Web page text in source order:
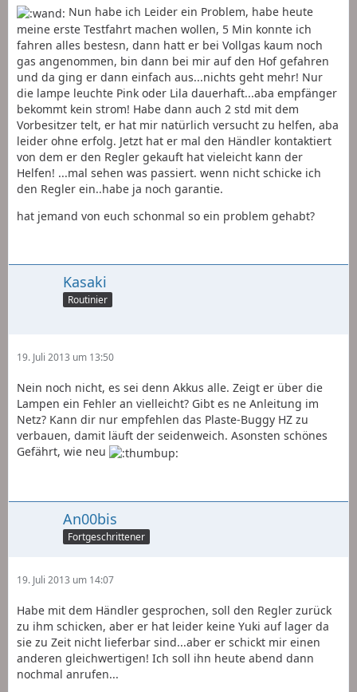
Nun habe ich Leider ein Problem, habe heute
meine erste Testfahrt machen wollen, 5 Min konnte ich
fahren alles bestesn, dann hatt er bei Vollgas kaum noch
gas angenommen, bin dann bei mir auf den Hof gefahren
und da ging er dann einfach aus...nichts geht mehr! Nur
die lampe leuchte Pink oder Lila dauerhaft...aba empfänger
bekommt kein strom! Habe dann auch 2 std mit dem
Vorbesitzer telt, er hat mir natürlich versucht zu helfen, aba
leider ohne erfolg. Jetzt hat er mal den Händler kontaktiert
von dem er den Regler gekauft hat vieleicht kann der
Helfen! ...mal sehen was passiert. wenn nicht schicke ich
den Regler ein..habe ja noch garantie.
hat jemand von euch schonmal so ein problem gehabt?
Kasaki
Routinier
19. Juli 2013 um 13:50
Nein noch nicht, es sei denn Akkus alle. Zeigt er über die
Lampen ein Fehler an vielleicht? Gibt es ne Anleitung im
Netz? Kann dir nur empfehlen das Plaste-Buggy HZ zu
verbauen, damit läuft der seidenweich. Asonsten schönes
Gefährt, wie neu
An00bis
Fortgeschrittener
19. Juli 2013 um 14:07
Habe mit dem Händler gesprochen, soll den Regler zurück
zu ihm schicken, aber er hat leider keine Yuki auf lager da
sie zu Zeit nicht lieferbar sind...aber er schickt mir einen
anderen gleichwertigen! Ich soll ihn heute abend dann
nochmal anrufen...